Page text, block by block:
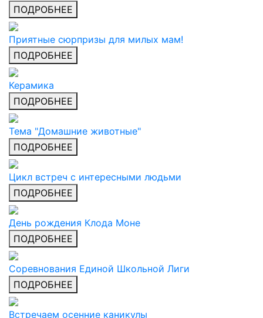
ПОДРОБНЕЕ
Приятные сюрпризы для милых мам!
ПОДРОБНЕЕ
Керамика
ПОДРОБНЕЕ
Тема "Домашние животные"
ПОДРОБНЕЕ
Цикл встреч с интересными людьми
ПОДРОБНЕЕ
День рождения Клода Моне
ПОДРОБНЕЕ
Cоревнования Единой Школьной Лиги
ПОДРОБНЕЕ
Встречаем осенние каникулы